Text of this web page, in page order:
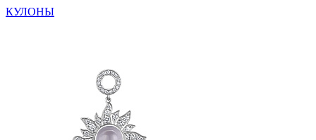
КУЛОНЫ